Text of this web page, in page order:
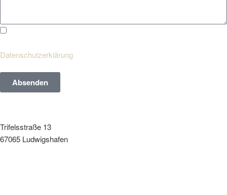
Trifelsstraße 13
67065 Ludwigshafen
Datenschutzerklärung
Absenden